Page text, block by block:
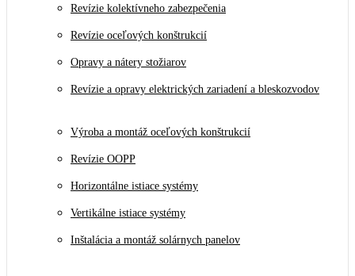
Revízie kolektívneho zabezpečenia
Revízie oceľových konštrukcií
Opravy a nátery stožiarov
Revízie a opravy elektrických zariadení a bleskozvodov
Výroba a montáž oceľových konštrukcií
Revízie OOPP
Horizontálne istiace systémy
Vertikálne istiace systémy
Inštalácia a montáž solárnych panelov